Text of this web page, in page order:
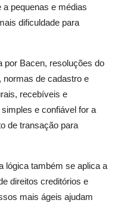
pequenas e médias
dificuldade para
por Bacen, resoluções do
normas de cadastro e
recebíveis e
e confiável for a
de transação para
lógica também se aplica a
direitos creditórios e
mais ágeis ajudam